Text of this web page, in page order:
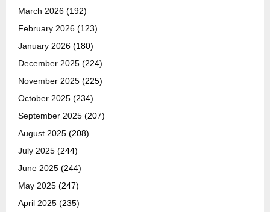
March 2026 (192)
February 2026 (123)
January 2026 (180)
December 2025 (224)
November 2025 (225)
October 2025 (234)
September 2025 (207)
August 2025 (208)
July 2025 (244)
June 2025 (244)
May 2025 (247)
April 2025 (235)